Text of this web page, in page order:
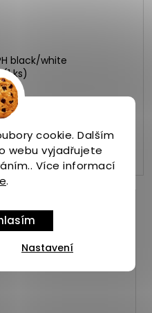
cookie. Dalším
webu vyjadřujete
Více informací
.
Nastavení
black/white
(1 ks)
46,5 43,5